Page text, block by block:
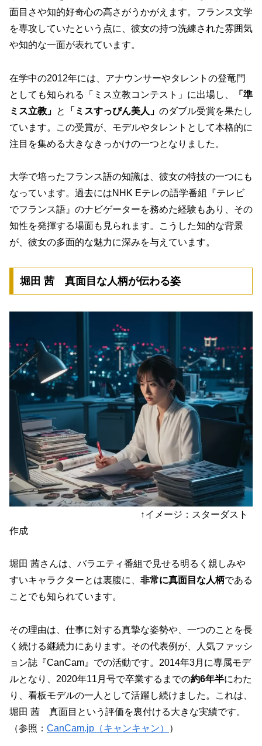
面目さや知的好奇心の高さがうかがえます。フランス文学
を専攻していたという点に、彼女の持つ洗練された雰囲気
や知的な一面が表れています。
在学中の2012年には、アナウンサーやタレントの登竜門
としても知られる「ミス立教コンテスト」に出場し、
「準
ミス立教」 と 「ミスすっぴん美人」 のダブル受賞を果たし
ています。この受賞が、モデルやタレントとして本格的に
注目を集める大きなきっかけの一つとなりました。
大学で培ったフランス語の知識は、彼女の特技の一つにも
なっています。過去にはNHK Eテレの語学番組『テレビ
でフランス語』のナビゲーターを務めた経験もあり、その
知性を発揮する場面も見られます。こうした知的な背景
が、彼女の多面的な魅力に深みを与えています。
堀田 茜 真面目な人柄が伝わる姿
↑イメージ：スターダスト
作成
堀田 茜さんは、バラエティ番組で見せる明るく親しみや
すいキャラクターとは裏腹に、 非常に真面目な人柄である
ことでも知られています。
その理由は、 仕事に対する真摯な姿勢や、一つのことを長
く続ける継続力にあります。その代表例が、人気ファッシ
ョン誌『CanCam』での活動です。2014年3月に専属モデ
ルとなり、2020年11月号で卒業するまでの約6年半にわた
り、看板モデルの一人として活躍し続けました。これは、
堀田 茜 真面目という評価を裏付ける大きな実績です。
（参照： CanCam.jp（キャンキャン） ）